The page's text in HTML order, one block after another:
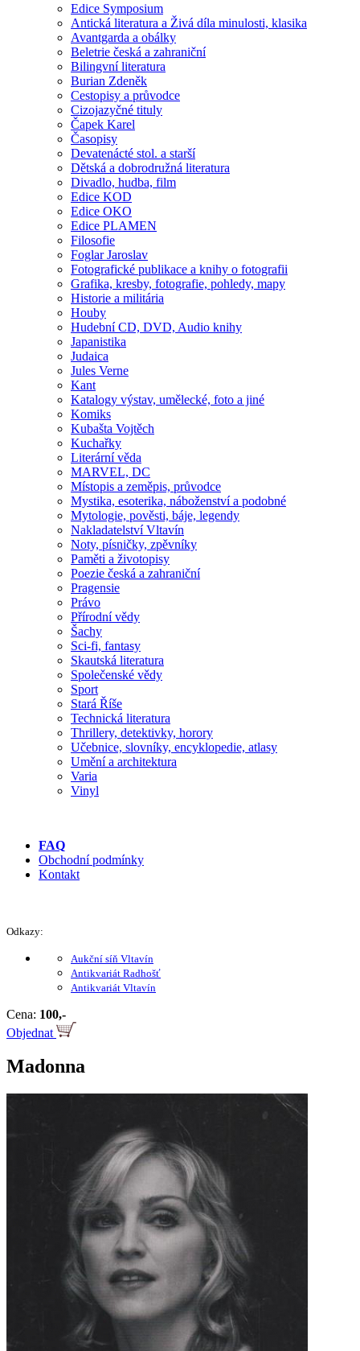
Edice Symposium
Antická literatura a Živá díla minulosti, klasika
Avantgarda a obálky
Beletrie česká a zahraniční
Bilingvní literatura
Burian Zdeněk
Cestopisy a průvodce
Cizojazyčné tituly
Čapek Karel
Časopisy
Devatenácté stol. a starší
Dětská a dobrodružná literatura
Divadlo, hudba, film
Edice KOD
Edice OKO
Edice PLAMEN
Filosofie
Foglar Jaroslav
Fotografické publikace a knihy o fotografii
Grafika, kresby, fotografie, pohledy, mapy
Historie a militária
Houby
Hudební CD, DVD, Audio knihy
Japanistika
Judaica
Jules Verne
Kant
Katalogy výstav, umělecké, foto a jiné
Komiks
Kubašta Vojtěch
Kuchařky
Literární věda
MARVEL, DC
Místopis a zeměpis, průvodce
Mystika, esoterika, náboženství a podobné
Mytologie, pověsti, báje, legendy
Nakladatelství Vltavín
Noty, písničky, zpěvníky
Paměti a životopisy
Poezie česká a zahraniční
Pragensie
Právo
Přírodní vědy
Šachy
Sci-fi, fantasy
Skautská literatura
Společenské vědy
Sport
Stará Říše
Technická literatura
Thrillery, detektivky, horory
Učebnice, slovníky, encyklopedie, atlasy
Umění a architektura
Varia
Vinyl
FAQ
Obchodní podmínky
Kontakt
Odkazy:
Aukční síň Vltavín
Antikvariát Radhošť
Antikvariát Vltavín
Cena: 100,-
Objednat
Madonna